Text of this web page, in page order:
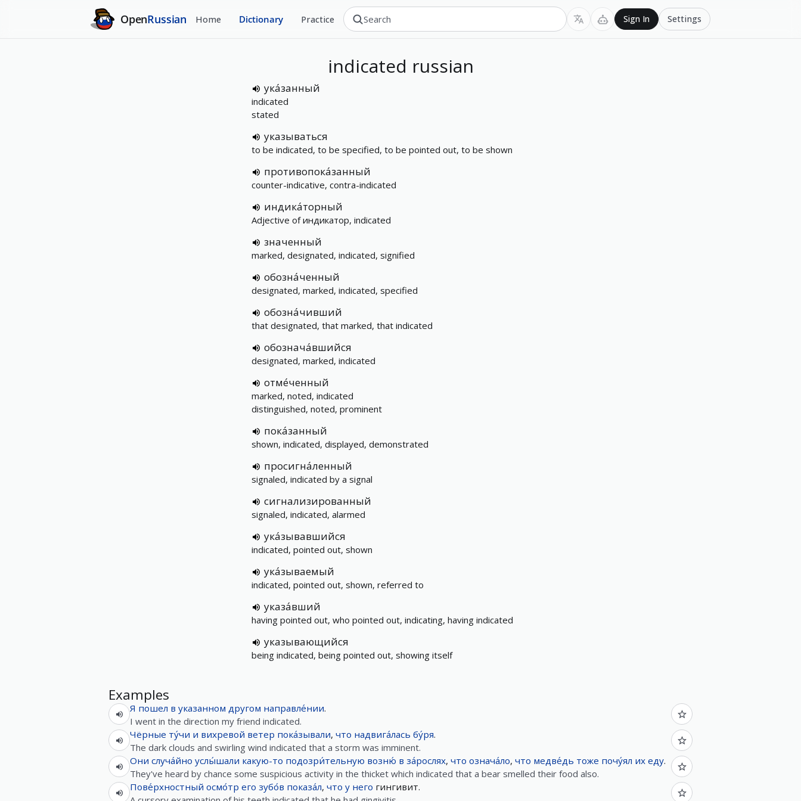
OpenRussian Home Dictionary Practice Sign In Settings
indicated russian
ука́занный
indicated
stated
указываться
to be indicated, to be specified, to be pointed out, to be shown
противопока́занный
counter-indicative, contra-indicated
индика́торный
Adjective of индикатор, indicated
значенный
marked, designated, indicated, signified
обозна́ченный
designated, marked, indicated, specified
обозна́чивший
that designated, that marked, that indicated
обознача́вшийся
designated, marked, indicated
отме́ченный
marked, noted, indicated
distinguished, noted, prominent
пока́занный
shown, indicated, displayed, demonstrated
просигна́ленный
signaled, indicated by a signal
сигнализированный
signaled, indicated, alarmed
ука́зывавшийся
indicated, pointed out, shown
ука́зываемый
indicated, pointed out, shown, referred to
указа́вший
having pointed out, who pointed out, indicating, having indicated
указывающийся
being indicated, being pointed out, showing itself
Examples
Я пошел в указанном другом направле́нии.
I went in the direction my friend indicated.
Чёрные ту́чи и вихревой ветер пока́зывали, что надвига́лась бу́ря.
The dark clouds and swirling wind indicated that a storm was imminent.
Они случа́йно услы́шали какую-то подозри́тельную возню́ в за́рослях, что означа́ло, что медве́дь тоже почу́ял их еду.
They've heard by chance some suspicious activity in the thicket which indicated that a bear smelled their food also.
Пове́рхностный осмо́тр его зубо́в показа́л, что у него гингивит.